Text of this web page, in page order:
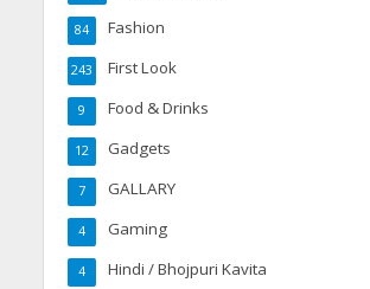
Fashion
84
First Look
243
Food & Drinks
9
Gadgets
12
GALLARY
7
Gaming
4
Hindi / Bhojpuri Kavita
4